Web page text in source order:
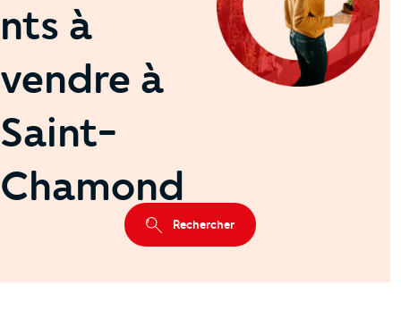
nts à
vendre à
Saint-
Chamond
Rechercher